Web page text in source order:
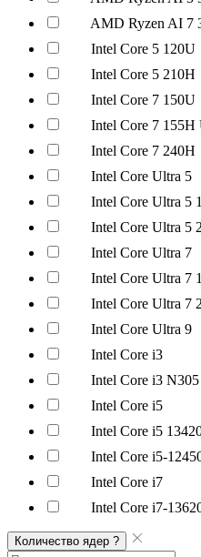
AMD Ryzen AI 7
Intel Core 5 120U
Intel Core 5 210H
Intel Core 7 150U
Intel Core 7 155H
Intel Core 7 240H
Intel Core Ultra 5
Intel Core Ultra 5
Intel Core Ultra 5
Intel Core Ultra 7
Intel Core Ultra 7
Intel Core Ultra 7
Intel Core Ultra 9
Intel Core i3
Intel Core i3 N305
Intel Core i5
Intel Core i5
Intel Core i5-
Intel Core i7
Intel Core i7-
Количество ядер ?